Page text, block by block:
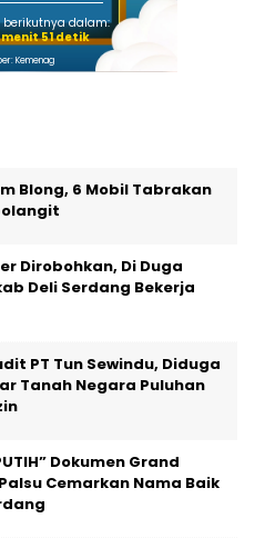
berikutnya dalam:
51 detik
Kemenag
Blong, 6 Mobil Tabrakan
Dirobohkan, Di Duga
Deli Serdang Bekerja
PT Tun Sewindu, Diduga
Tanah Negara Puluhan
Dokumen Grand
Cemarkan Nama Baik